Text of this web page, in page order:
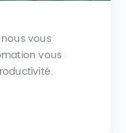
vous
vous